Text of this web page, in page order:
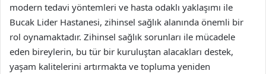
modern tedavi yöntemleri ve hasta odaklı yaklaşımı ile
Bucak Lider Hastanesi, zihinsel sağlık alanında önemli bir
rol oynamaktadır. Zihinsel sağlık sorunları ile mücadele
eden bireylerin, bu tür bir kuruluştan alacakları destek,
yaşam kalitelerini artırmakta ve topluma yeniden